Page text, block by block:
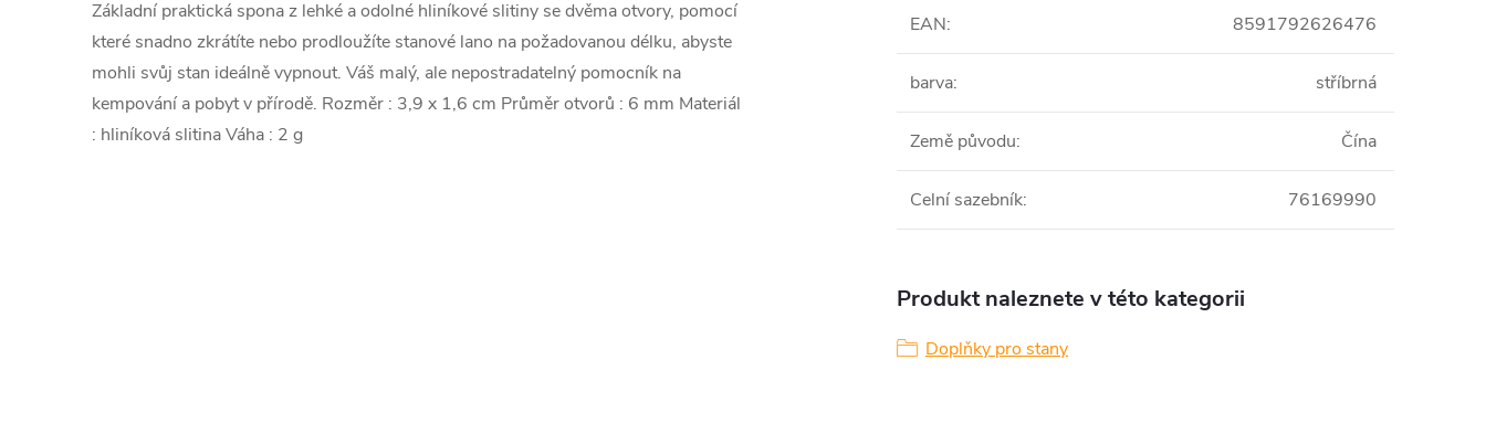
Základní praktická spona z lehké a odolné hliníkové slitiny se dvěma otvory, pomocí
které snadno zkrátíte nebo prodloužíte stanové lano na požadovanou délku, abyste
mohli svůj stan ideálně vypnout. Váš malý, ale nepostradatelný pomocník na
kempování a pobyt v přírodě. Rozměr : 3,9 x 1,6 cm Průměr otvorů : 6 mm Materiál
: hliníková slitina Váha : 2 g
EAN: 8591792626476
barva: stříbrná
Země původu: Čína
Celní sazebník: 76169990
Produkt naleznete v této kategorii
Doplňky pro stany